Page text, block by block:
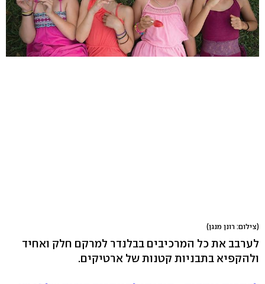
(צילום: רונן מנגן)
לערבב את כל המרכיבים בבלנדר למרקם חלק ואחיד
ולהקפיא בתבניות קטנות של ארטיקים.